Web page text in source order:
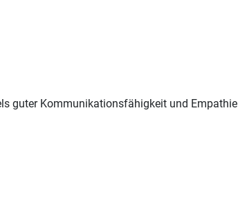
guter Kommunikationsfähigkeit und Empathie